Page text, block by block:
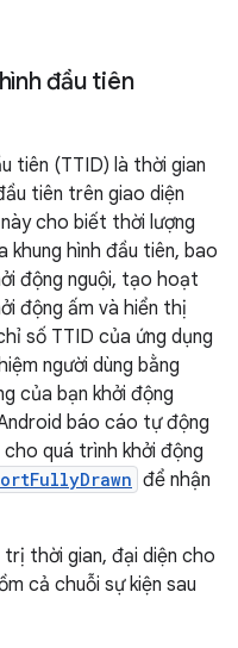
đầu tiên
tiên (TTID) là thời gian
tiên trên giao diện
cho biết thời lượng
hình đầu tiên, bao
động nguội, tạo hoạt
động ấm và hiển thị
số TTID của ứng dụng
người dùng bằng
của bạn khởi động
báo cáo tự động
quá trình khởi động
để nhận
thời gian, đại diện cho
cả chuỗi sự kiện sau